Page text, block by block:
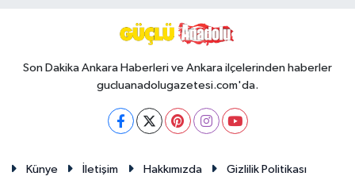
Son Dakika Ankara Haberleri ve Ankara ilçelerinden haberler
gucluanadolugazetesi.com'da.
Künye İletişim Hakkımızda
Gizlilik Politikası